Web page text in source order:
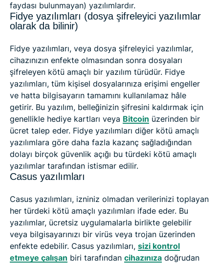
faydası bulunmayan) yazılımlardır.
Fidye yazılımları (dosya şifreleyici yazılımlar
olarak da bilinir)
Fidye yazılımları, veya dosya şifreleyici yazılımlar,
cihazınızın enfekte olmasından sonra dosyaları
şifreleyen kötü amaçlı bir yazılım türüdür. Fidye
yazılımları, tüm kişisel dosyalarınıza erişimi engeller
ve hatta bilgisayarın tamamını kullanılamaz hâle
getirir. Bu yazılım, belleğinizin şifresini kaldırmak için
genellikle hediye kartları veya Bitcoin üzerinden bir
ücret talep eder. Fidye yazılımları diğer kötü amaçlı
yazılımlara göre daha fazla kazanç sağladığından
dolayı birçok güvenlik açığı bu türdeki kötü amaçlı
yazılımlar tarafından istismar edilir.
Casus yazılımları
Casus yazılımları, izniniz olmadan verilerinizi toplayan
her türdeki kötü amaçlı yazılımları ifade eder. Bu
yazılımlar, ücretsiz uygulamalarla birlikte gelebilir
veya bilgisayarınızı bir virüs veya trojan üzerinden
enfekte edebilir. Casus yazılımları, sizi kontrol
etmeye çalışan biri tarafından cihazınıza doğrudan